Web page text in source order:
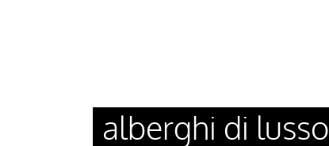
alberghi di lusso